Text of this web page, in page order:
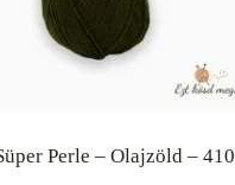
Perle – Olajzöld – 410